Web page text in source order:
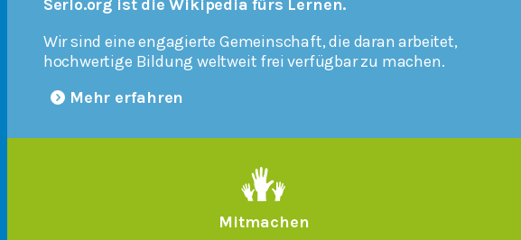
Serlo.org ist die Wikipedia fürs Lernen.
Wir sind eine engagierte Gemeinschaft, die daran arbeitet,
hochwertige Bildung weltweit frei verfügbar zu machen.
Mehr erfahren
Mitmachen